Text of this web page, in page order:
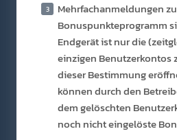
Mehrfachanmeldungen
Bonuspunkteprogramm
Endgerät ist nur die
einzigen Benutzerkontos
dieser Bestimmung
können durch den
dem gelöschten
noch nicht eingelöste